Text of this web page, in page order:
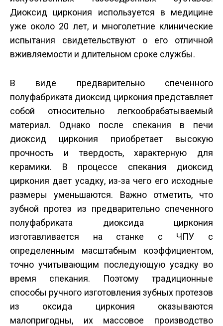
Диоксид циркония используется в медицине
уже около 20 лет, и многолетние клинические
испытания свидетельствуют о его отличной
вживляемости и длительном сроке службы.
В виде предварительно спеченного
полуфабриката диоксид циркония представляет
собой относительно легкообрабатываемый
материал. Однако после спекания в печи
диоксид циркония приобретает высокую
прочность и твердость, характерную для
керамики. В процессе спекания диоксид
циркония дает усадку, из-за чего его исходные
размеры уменьшаются. Важно отметить, что
зубной протез из предварительно спеченного
полуфабриката диоксида циркония
изготавливается на станке с ЧПУ с
определенным масштабным коэффициентом,
точно учитывающим последующую усадку во
время спекания. Поэтому традиционные
способы ручного изготовления зубных протезов
из оксида циркония оказываются
малопригодны, их массовое производство